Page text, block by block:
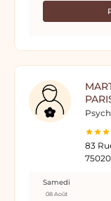
83
Samedi
08 Août